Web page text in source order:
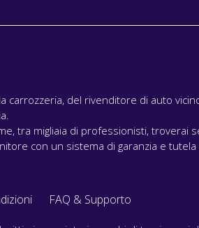
carrozzeria, del rivenditore di auto
tra migliaia di professionisti, troverai
con un sistema di garanzia e tutela
FAQ & Supporto